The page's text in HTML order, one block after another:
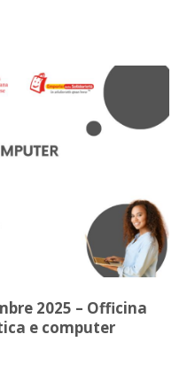
2025 – Officina
e computer